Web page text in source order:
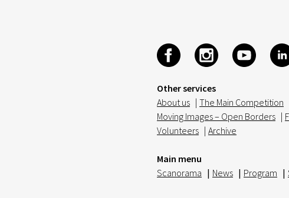
Other services
About us | The Main Competition
Moving Images – Open Borders |
Volunteers | Archive
Main menu
Scanorama | News | Program |